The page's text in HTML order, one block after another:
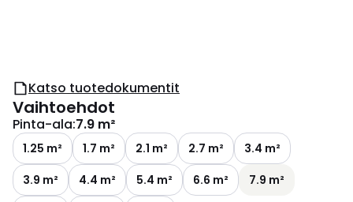
Katso tuotedokumentit
Vaihtoehdot
Pinta-ala:7.9 m²
1.25 m² 1.7 m² 2.1 m² 2.7 m²
3.4 m²
3.9 m²
4.4 m² 5.4 m² 6.6 m²
7.9 m²